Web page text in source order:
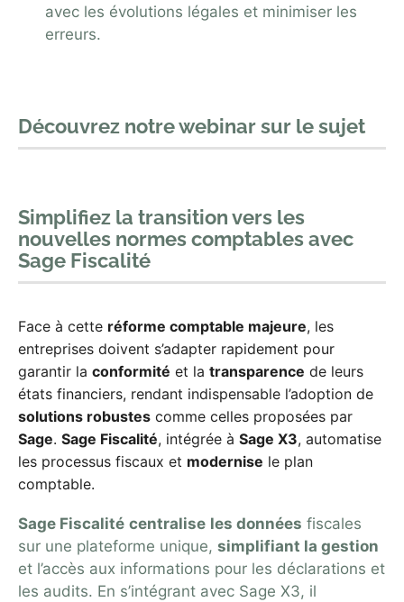
avec les évolutions légales et minimiser les
erreurs.
Découvrez notre webinar sur le sujet
Simplifiez la transition vers les
nouvelles normes comptables avec
Sage Fiscalité
Face à cette réforme comptable majeure, les
entreprises doivent s’adapter rapidement pour
garantir la conformité et la transparence de leurs
états financiers, rendant indispensable l’adoption de
solutions robustes comme celles proposées par
Sage. Sage Fiscalité, intégrée à Sage X3, automatise
les processus fiscaux et modernise le plan
comptable.
Sage Fiscalité centralise les données fiscales
sur une plateforme unique, simplifiant la gestion
et l’accès aux informations pour les déclarations et
les audits. En s’intégrant avec Sage X3, il